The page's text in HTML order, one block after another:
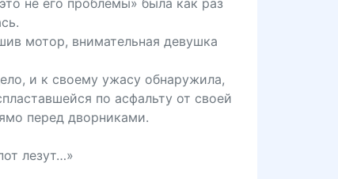
не его проблемы» была как раз
мотор, внимательная девушка
и к своему ужасу обнаружила,
по асфальту от своей
перед дворниками.
лезут…»